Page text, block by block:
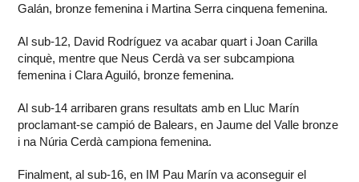
Galán, bronze femenina i Martina Serra cinquena femenina.
Al sub-12, David Rodríguez va acabar quart i Joan Carilla
cinquè, mentre que Neus Cerdà va ser subcampiona
femenina i Clara Aguiló, bronze femenina.
Al sub-14 arribaren grans resultats amb en Lluc Marín
proclamant-se campió de Balears, en Jaume del Valle bronze
i na Núria Cerdà campiona femenina.
Finalment, al sub-16, en IM Pau Marín va aconseguir el